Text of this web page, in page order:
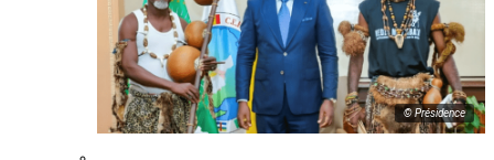
© Présidence